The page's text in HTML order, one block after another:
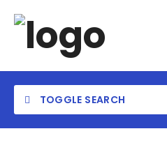
TOGGLE SEARCH